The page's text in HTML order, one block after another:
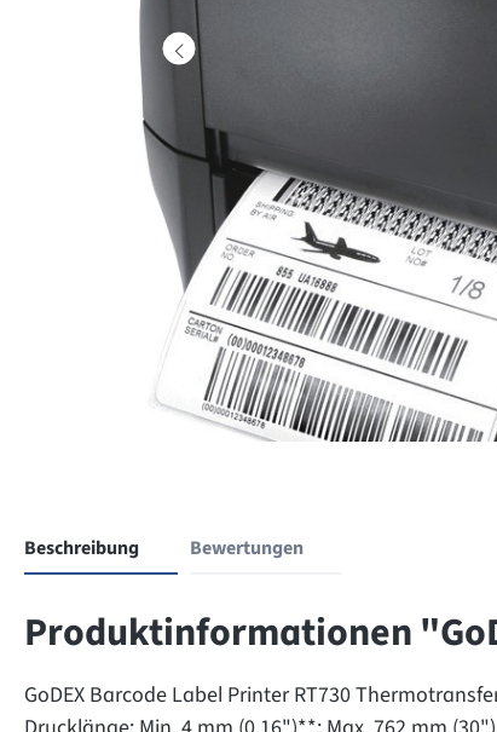
Beschreibung Bewertungen
Produktinformationen
GoDEX Barcode Label Printer RT730